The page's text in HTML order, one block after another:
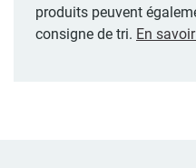
produits peuvent
consigne de tri. En